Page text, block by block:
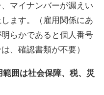
マイナンバーが漏えい
ます。（雇用関係にあ
らかであると個人番号
、確認書類が不要）
範囲は社会保障、税、災